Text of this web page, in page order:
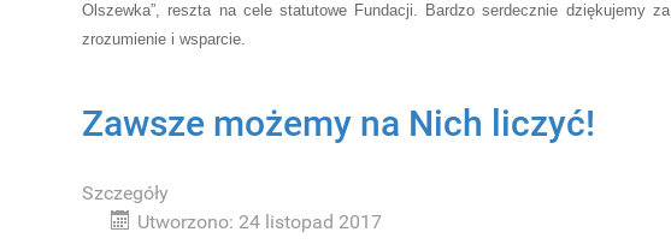
Olszewka”, reszta na cele statutowe Fundacji. Bardzo serdecznie dziękujemy za
zrozumienie i wsparcie.
Zawsze możemy na Nich liczyć!
Szczegóły
Utworzono: 24 listopad 2017